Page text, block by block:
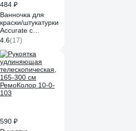
484 ₽
Ванночка для
краски/штукатурки
Accurate с
педалью.
510х370мм, 2.5л
Ван 51*37
4.6(17)
590 ₽